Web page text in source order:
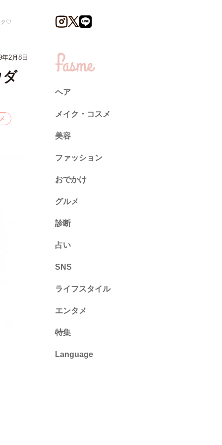
ク♡
2月8日
ヘア
メイク・コスメ
美容
ファッション
トレンド
ネイル
おでかけ
グルメ
診断
診断
占い
心理テスト
SNS
ライフスタイル
推し活
カルチャー・暮らし
エンタメ
特集
Language